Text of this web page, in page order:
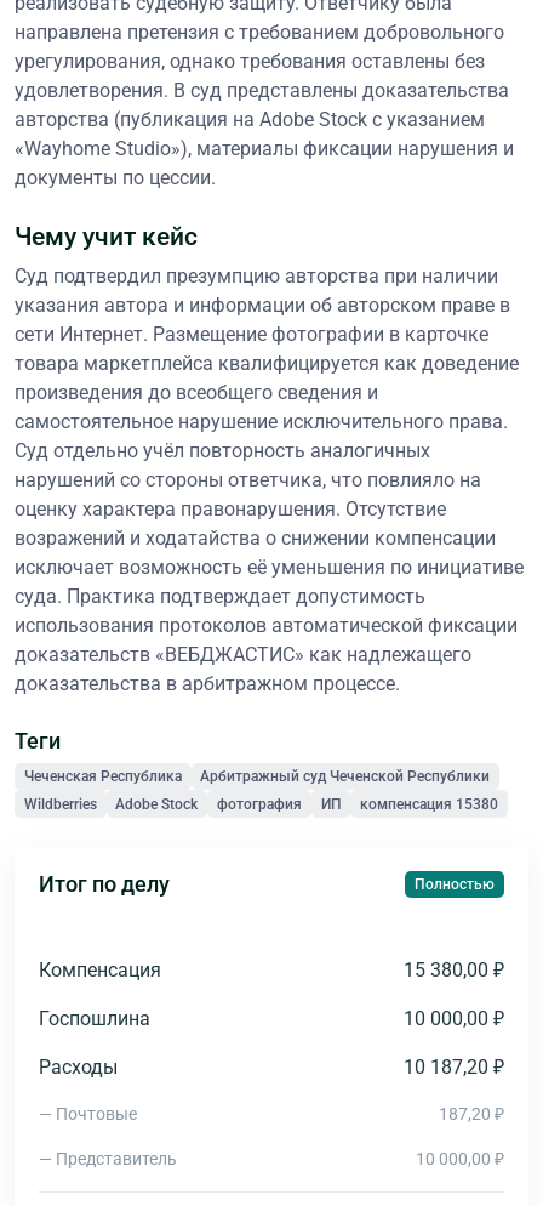
направлена претензия с требованием добровольного
урегулирования, однако требования оставлены без
удовлетворения. В суд представлены доказательства
авторства (публикация на Adobe Stock с указанием
«Wayhome Studio»), материалы фиксации нарушения и
документы по цессии.
Чему учит кейс
Суд подтвердил презумпцию авторства при наличии
указания автора и информации об авторском праве в
сети Интернет. Размещение фотографии в карточке
товара маркетплейса квалифицируется как доведение
произведения до всеобщего сведения и
самостоятельное нарушение исключительного права.
Суд отдельно учёл повторность аналогичных
нарушений со стороны ответчика, что повлияло на
оценку характера правонарушения. Отсутствие
возражений и ходатайства о снижении компенсации
исключает возможность её уменьшения по инициативе
суда. Практика подтверждает допустимость
использования протоколов автоматической фиксации
доказательств «ВЕБДЖАСТИС» как надлежащего
доказательства в арбитражном процессе.
Теги
Чеченская Республика
Арбитражный суд Чеченской Республики
Wildberries
Adobe Stock фотография ИП компенсация 15380
Итог по делу Полностью
Компенсация 15 380,00 ₽
Госпошлина 10 000,00 ₽
Расходы 10 187,20 ₽
— Почтовые 187,20 ₽
— Представитель 10 000,00 ₽